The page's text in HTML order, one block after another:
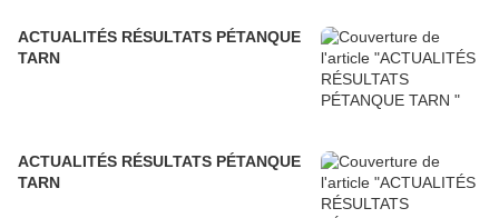
ACTUALITÉS RÉSULTATS PÉTANQUE
TARN
ACTUALITÉS RÉSULTATS PÉTANQUE
TARN